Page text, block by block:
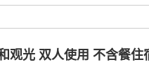
观光 双人使用 不含餐住